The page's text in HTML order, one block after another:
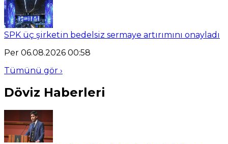
SPK üç şirketin bedelsiz sermaye artırımını onayladı
Per 06.08.2026 00:58
Tümünü gör ›
Döviz Haberleri